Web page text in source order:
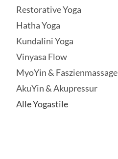
Restorative Yoga
Hatha Yoga
Kundalini Yoga
Vinyasa Flow
MyoYin & Faszienmassage
AkuYin & Akupressur
Alle Yogastile